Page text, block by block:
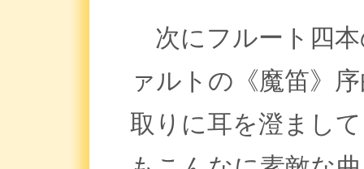
次にフルート四
ァルトの《魔笛》
取りに耳を澄まし